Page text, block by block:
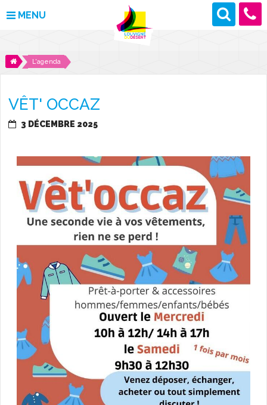
MENU
MAIRIE
DÉCOUVRIR LOUVIGNÉ
DES PROJETS POUR DEMAIN
CONTACT
ACTUALITÉS
L'AGENDA
L'agenda
VÊT' OCCAZ
3 DÉCEMBRE 2025